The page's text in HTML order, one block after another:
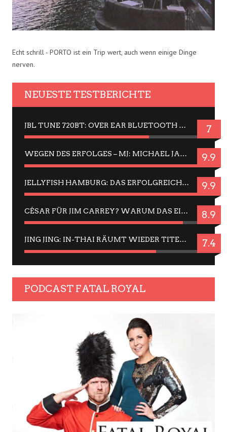
Echt schrill - PORTO ist ein Trip wert, auch wenn einige Dinge
nerven.
NEUESTE TESTBERICHTE
JBL TUNE 720BT: OVER EAR BLUETOOTH KOPFHÖRER UM DIE 50,-€ IM DAUER-TEST 7
WEGEN DES ERFOLGES – MJ: MICHAEL JACKSON MUSICAL IN EINER MATINEE SEHEN 9.9
JELLYFISH HAMBURG: DAS ERFOLGREICHE SOMMER-MENÜ 2025 IN GEFÜHLEN UND BILDERN 9.9
CÉSAR FÜR JIM CARREY? WARUM DAS EINER DER NERVIGSTEN ACTORS IST UND BLEIBT 8.9
JING JING: IN-THAI RÄUMT WIEDER TITEL AB – EIN ZWEI-STUNDEN-ERLEBNISBERICHT 7.4
PODCAST FATAL ROYAL